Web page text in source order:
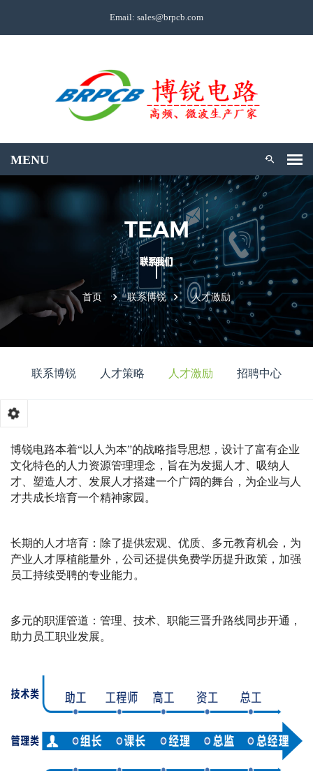
Email: sales@brpcb.com
TEAM
首页 联系博锐 人才激励
联系博锐 人才策略 人才激励 招聘中心
博锐电路本着“以人为本”的战略指导思想，设计了富有企业
文化特色的人力资源管理理念，旨在为发掘人才、吸纳人
才、塑造人才、发展人才搭建一个广阔的舞台，为企业与人
才共成长培育一个精神家园。
长期的人才培育：除了提供宏观、优质、多元教育机会，为
产业人才厚植能量外，公司还提供免费学历提升政策，加强
员工持续受聘的专业能力。
多元的职涯管道：管理、技术、职能三晋升路线同步开通，
助力员工职业发展。